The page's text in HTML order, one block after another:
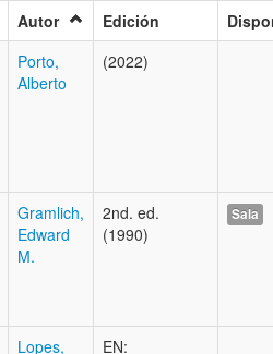
Autor Edición
Porto,
Alberto
(2022)
Gramlich,
Edward
M.
2nd. ed.
(1990)
Sala
Lopes,
EN: